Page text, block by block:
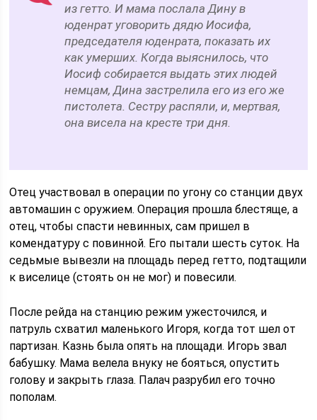
из гетто. И мама послала Дину в
юденрат уговорить дядю Иосифа,
председателя юденрата, показать их
как умерших. Когда выяснилось, что
Иосиф собирается выдать этих людей
немцам, Дина застрелила его из его же
пистолета. Сестру распяли, и, мертвая,
она висела на кресте три дня.
Отец участвовал в операции по угону со станции двух
автомашин с оружием. Операция прошла блестяще, а
отец, чтобы спасти невинных, сам пришел в
комендатуру с повинной. Его пытали шесть суток. На
седьмые вывезли на площадь перед гетто, подтащили
к виселице (стоять он не мог) и повесили.
После рейда на станцию режим ужесточился, и
патруль схватил маленького Игоря, когда тот шел от
партизан. Казнь была опять на площади. Игорь звал
бабушку. Мама велела внуку не бояться, опустить
голову и закрыть глаза. Палач разрубил его точно
пополам.